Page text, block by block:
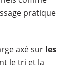
pratique
axé sur les
le tri et la